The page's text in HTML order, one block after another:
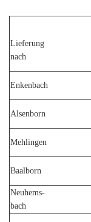
Lieferung
nach
Enkenbach
Alsenborn
Mehlingen
Baalborn
Neuhems-
bach